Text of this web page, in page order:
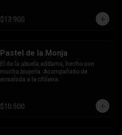
$13.900
Pastel de la Monja
El de la abuela addams, hecho con
mucha brujería. Acompañado de
ensalada a la chilena.
$10.500